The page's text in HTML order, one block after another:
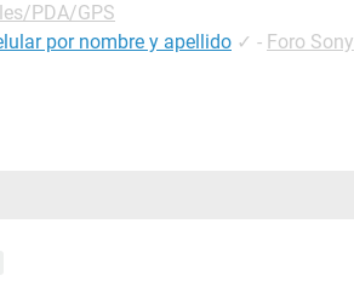
PDA/GPS
por nombre y apellido ✓ - Foro Sony